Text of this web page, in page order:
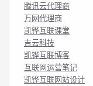
腾讯云代理商
万网代理商
凯铧互联课堂
吉云科技
凯铧互联博客
互联网运营笔记
凯铧互联网站设计